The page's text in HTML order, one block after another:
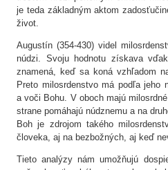
je teda základným aktom
život.
Augustín (354-430) videl
núdzi. Svoju hodnotu získava
znamená, keď sa koná vzhľadom
Preto milosrdenstvo má podľa jeho
a voči Bohu. V oboch majú
strane pomáhajú núdznemu a na
Boh je zdrojom takého
človeka, aj na bezbožných, aj keď
Tieto analýzy nám umožňujú